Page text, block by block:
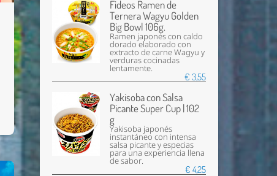
Fideos Ramen de
Ternera Wagyu Golden
Big Bowl 106g.
Ramen japonés con caldo
dorado elaborado con
extracto de carne Wagyu y
verduras cocinadas
lentamente.
€ 3,55
Yakisoba con Salsa
Picante Super Cup | 102
g
Yakisoba japonés
instantáneo con intensa
salsa picante y especias
para una experiencia llena
de sabor.
€ 4,25